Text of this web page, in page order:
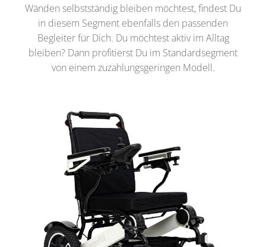
Wänden selbstständig bleiben möchtest, findest Du
in diesem Segment ebenfalls den passenden
Begleiter für Dich. Du möchtest aktiv im Alltag
bleiben? Dann profitierst Du im Standardsegment
von einem zuzahlungsgeringen Modell.